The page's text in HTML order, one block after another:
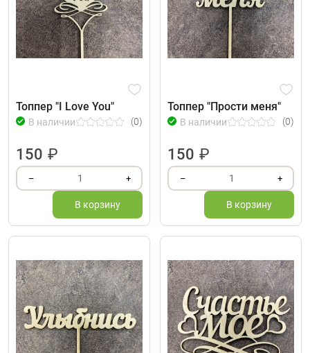
Топпер "I Love You"
В наличии (0)
150 ₽
– 1 +
В корзину
Топпер "Прости меня"
В наличии (0)
150 ₽
– 1 +
В корзину